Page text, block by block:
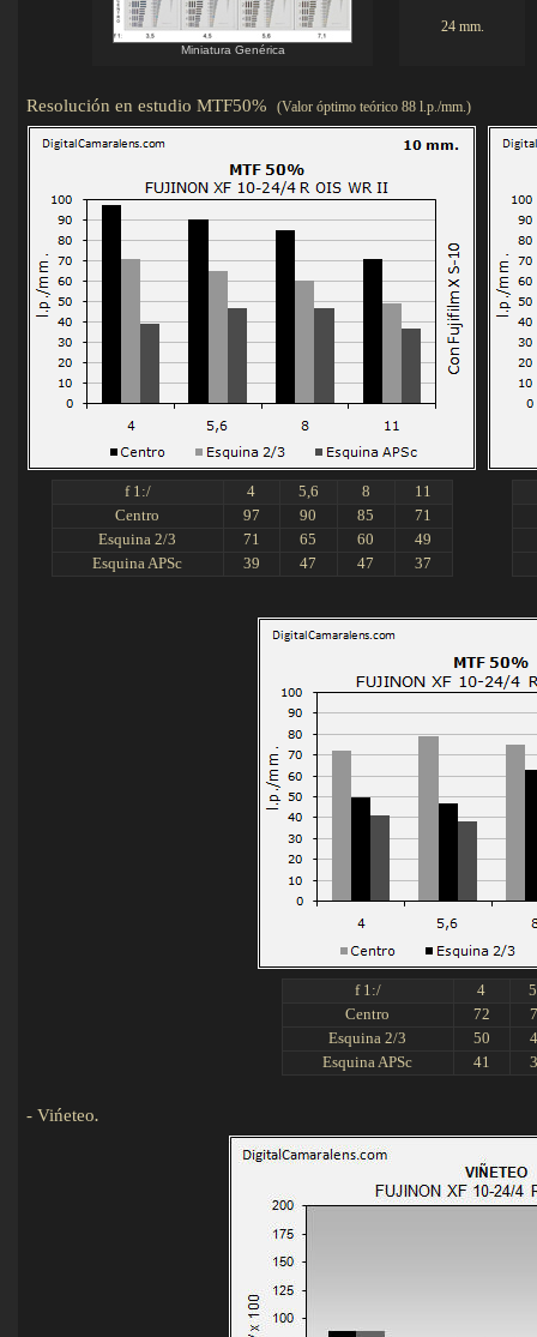
Miniatura Genérica
24 mm.
Resolución en estudio MTF50% (Valor óptimo teórico 88 l.p./mm.)
f 1:/ 4 5,6 8
11
Centro
97 90 85
71
Esquina 2/3
71 65 60
49
Esquina APSc
39 47 47 37
f 1:/ 4
Centro
72
Esquina 2/3
50
Esquina APSc
41
- Vińeteo.